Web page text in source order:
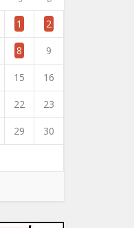
1 2
8 9
15 16
22 23
29 30